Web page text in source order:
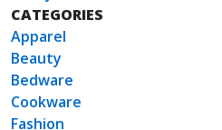
CATEGORIES
Apparel
Beauty
Bedware
Cookware
Fashion